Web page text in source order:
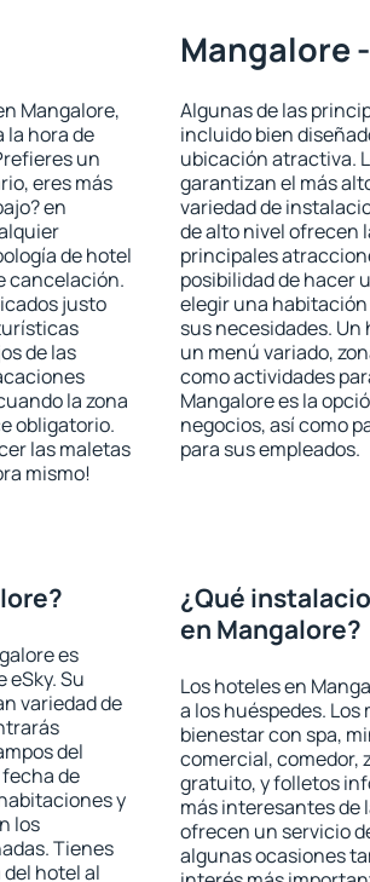
Mangalore,
la hora de
un
eres más
en
de hotel
cancelación.
justo
de las
la zona
obligatorio.
las maletas
mismo!
Mangalore
Algunas de las
incluido bien
ubicación atractiva.
garantizan el más
variedad de
de alto nivel ofrecen
principales
posibilidad de hacer
elegir una
sus necesidades.
un menú variado,
como actividades
Mangalore es la
negocios, así como
para sus empleados.
es
Su
variedad de
del
de
y
los
Tienes
hotel al
¿Qué
en Mangalore?
Los hoteles en
a los huéspedes.
bienestar con spa,
comercial, comedor,
gratuito, y folletos
más interesantes de
ofrecen un servicio
algunas ocasiones